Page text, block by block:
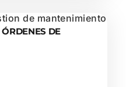
ÓRDENES DE